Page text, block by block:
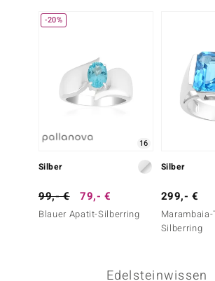
-20%
16
Silber
99,- € 79,- €
Blauer Apatit-Silberring
Silber
299,- €
Silberring
Edelsteinwissen